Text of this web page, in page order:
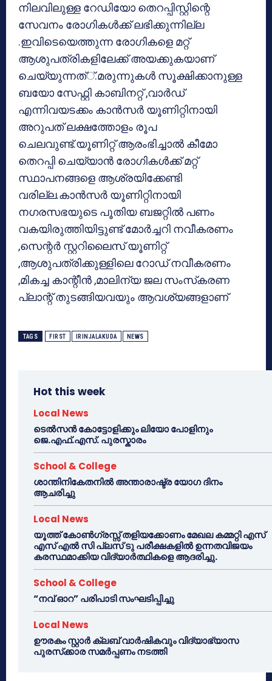
നിലവിലുള്ള റേഡിയോ തെറപ്പിസ്റ്റിന്റെ
സേവനം രോഗികള്‍ക്ക് ലഭിക്കുന്നില്ല
.ഇവിടെയെത്തുന്ന രോഗികളെ മറ്റ്
ആശുപത്രികളിലേക്ക് അയക്കുകയാണ്
ചെയ്യുന്നത്്.മരുന്നുകള്‍ സൂക്ഷിക്കാനുള്ള
ബയോ സേഫ്റ്റി കാബിനറ്റ് ,വാര്‍ഡ്
എന്നിവയടക്കം കാന്‍സര്‍ യൂണിറ്റിനായി
അറുപത് ലക്ഷത്തോളം രൂപ
ചെലവുണ്ട്.യൂണിറ്റ് ആരംഭിച്ചാല്‍ കീമോ
തെറപ്പി ചെയ്യാന്‍ രോഗികള്‍ക്ക് മറ്റ്
സ്ഥാപനങ്ങളെ ആശ്രയിക്കേണ്ടി
വരില്ല.കാന്‍സര്‍ യൂണിറ്റിനായി
നഗരസഭയുടെ പൂതിയ ബജറ്റില്‍ പണം
വകയിരുത്തിയിട്ടുണ്ട് മോര്‍ച്ചറി നവീകരണം
,സെന്റര്‍ സ്റ്ററിലൈസ് യൂണിറ്റ്
,ആശുപത്രിക്കുള്ളിലെ റോഡ് നവീകരണം
,മികച്ച കാന്റീന്‍ ,മാലിന്യ ജല സംസ്‌കരണ
പ്ലാന്റ് തുടങ്ങിയവയും ആവശ്യങ്ങളാണ്
TAGS FIRST IRINJALAKUDA NEWS
Hot this week
Local News
ടെൽസൻ കോട്ടോളിക്കും ലിയോ പോളിനും
ജെ.എഫ്.എസ്. പുരസ്കാരം
School & College
ശാന്തിനികേതനിൽ അന്താരാഷ്ട്ര യോഗ ദിനം
ആചരിച്ചു
Local News
യൂത്ത് കോൺഗ്രസ്സ് തളിയക്കോണം മേഖല കമ്മറ്റി എസ്
എസ് എൽ സി പ്ലസ് ടു പരീക്ഷകളിൽ ഉന്നതവിജയം
കരസ്ഥമാക്കിയ വിദ്യാർത്ഥികളെ ആദരിച്ചു.
School & College
“നവ് ഓറ” പരിപാടി സംഘടിപ്പിച്ചു
Local News
ഊരകം സ്റ്റാർ ക്ലബ് വാർഷികവും വിദ്യാഭ്യാസ
പുരസ്‌ക്കാര സമർപ്പണം നടത്തി